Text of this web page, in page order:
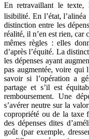
En retravaillant le texte,
lisibilité. En l’état, l’alinéa
distinction entre les
réalité, il n’en est rien, car
mêmes règles : elles
d’après l’équité. La
les dépenses ayant
pas augmentée, voire qui
savoir si l’opération a
partage et s’il est
remboursement. Une
s’avérer neutre sur la
copropriété ou de la taxe
des dépenses dites
goût (par exemple,